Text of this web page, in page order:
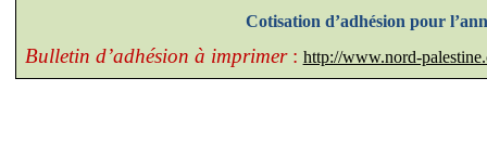
Cotisation d’adhésion pour
Bulletin d’adhésion à imprimer: http://www.nord-